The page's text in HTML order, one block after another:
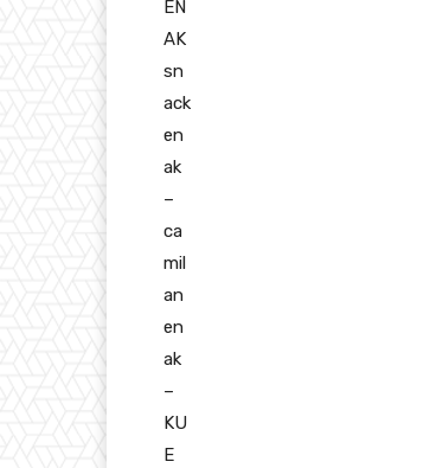
EN
AK
sn
ack
en
ak
–
ca
mil
an
en
ak
–
KU
E